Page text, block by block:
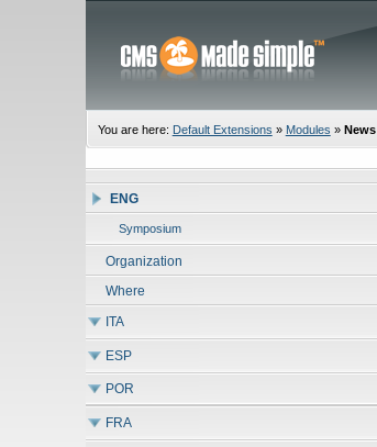
You are here: Default Extensions » Modules » News
ENG
Symposium
Organization
Where
ITA
ESP
POR
FRA